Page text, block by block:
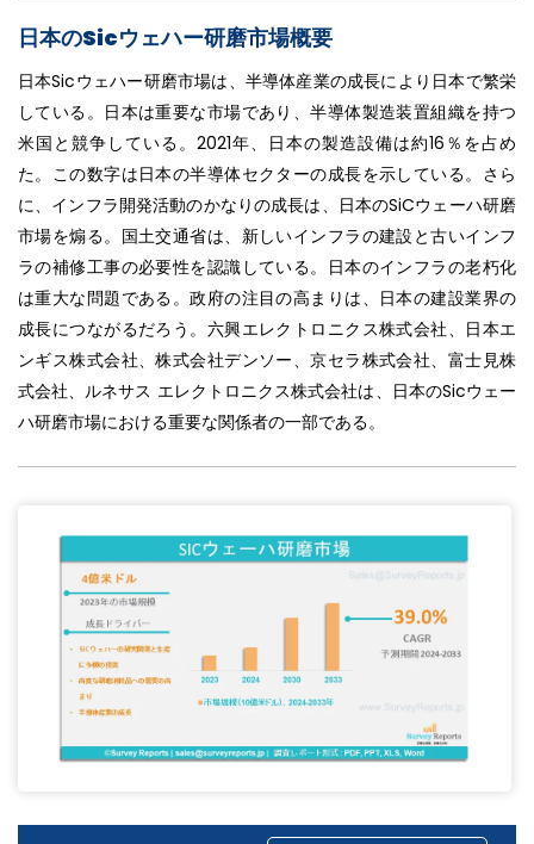
日本のSicウェハー研磨市場概要
日本Sicウェハー研磨市場は、半導体産業の成長により日本で繁栄
している。日本は重要な市場であり、半導体製造装置組織を持つ
米国と競争している。2021年、日本の製造設備は約16％を占め
た。この数字は日本の半導体セクターの成長を示している。さら
に、インフラ開発活動のかなりの成長は、日本のSiCウェーハ研磨
市場を煽る。国土交通省は、新しいインフラの建設と古いインフ
ラの補修工事の必要性を認識している。日本のインフラの老朽化
は重大な問題である。政府の注目の高まりは、日本の建設業界の
成長につながるだろう。六興エレクトロニクス株式会社、日本エ
ンギス株式会社、株式会社デンソー、京セラ株式会社、富士見株
式会社、ルネサス エレクトロニクス株式会社は、日本のSicウェー
ハ研磨市場における重要な関係者の一部である。